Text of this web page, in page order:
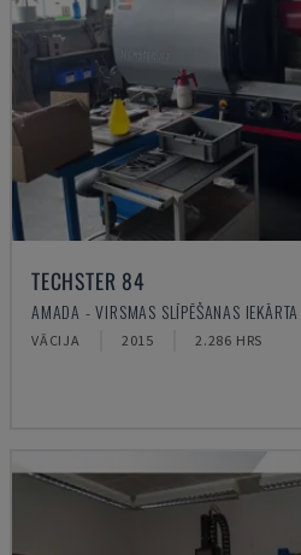
TECHSTER 84
AMADA - VIRSMAS SLĪPĒŠANAS IEKĀRTA
VĀCIJA 2015 2.286 HRS